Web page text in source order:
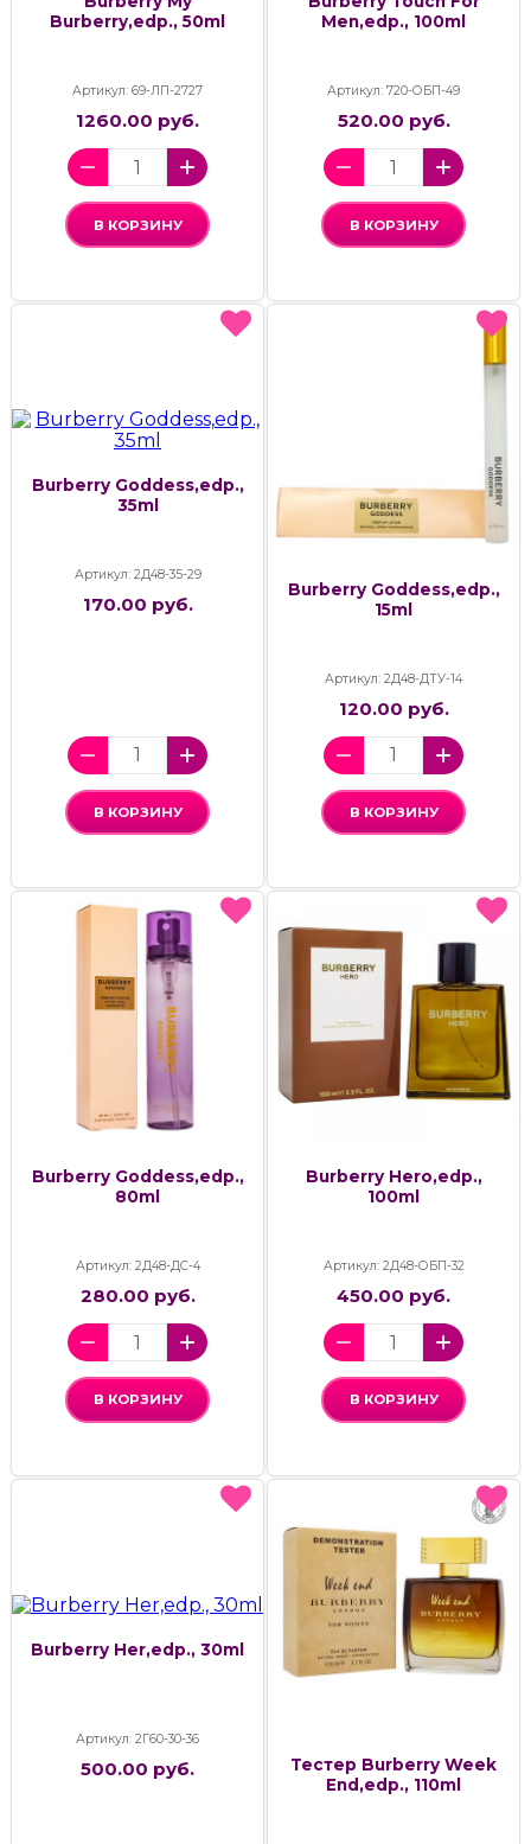
Burberry,edp., 50ml
Артикул: 69-ЛП-2727
1260.00 руб.
В КОРЗИНУ
Men,edp., 100ml
Артикул: 720-ОБП-49
520.00 руб.
В КОРЗИНУ
Burberry Goddess,edp.,
35ml
Артикул: 2Д48-35-29
170.00 руб.
В КОРЗИНУ
Burberry Goddess,edp.,
15ml
Артикул: 2Д48-ДТУ-14
120.00 руб.
В КОРЗИНУ
Burberry Goddess,edp.,
80ml
Артикул: 2Д48-ДС-4
280.00 руб.
В КОРЗИНУ
Burberry Hero,edp.,
100ml
Артикул: 2Д48-ОБП-32
450.00 руб.
В КОРЗИНУ
Burberry Her,edp., 30ml
Артикул: 2Г60-30-36
500.00 руб.
Тестер Burberry Week
End,edp., 110ml